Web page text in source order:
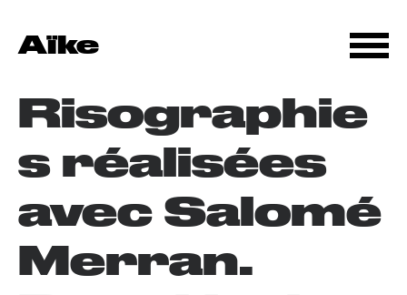
Aïke
Risographie
s réalisées
avec Salomé
Merran.